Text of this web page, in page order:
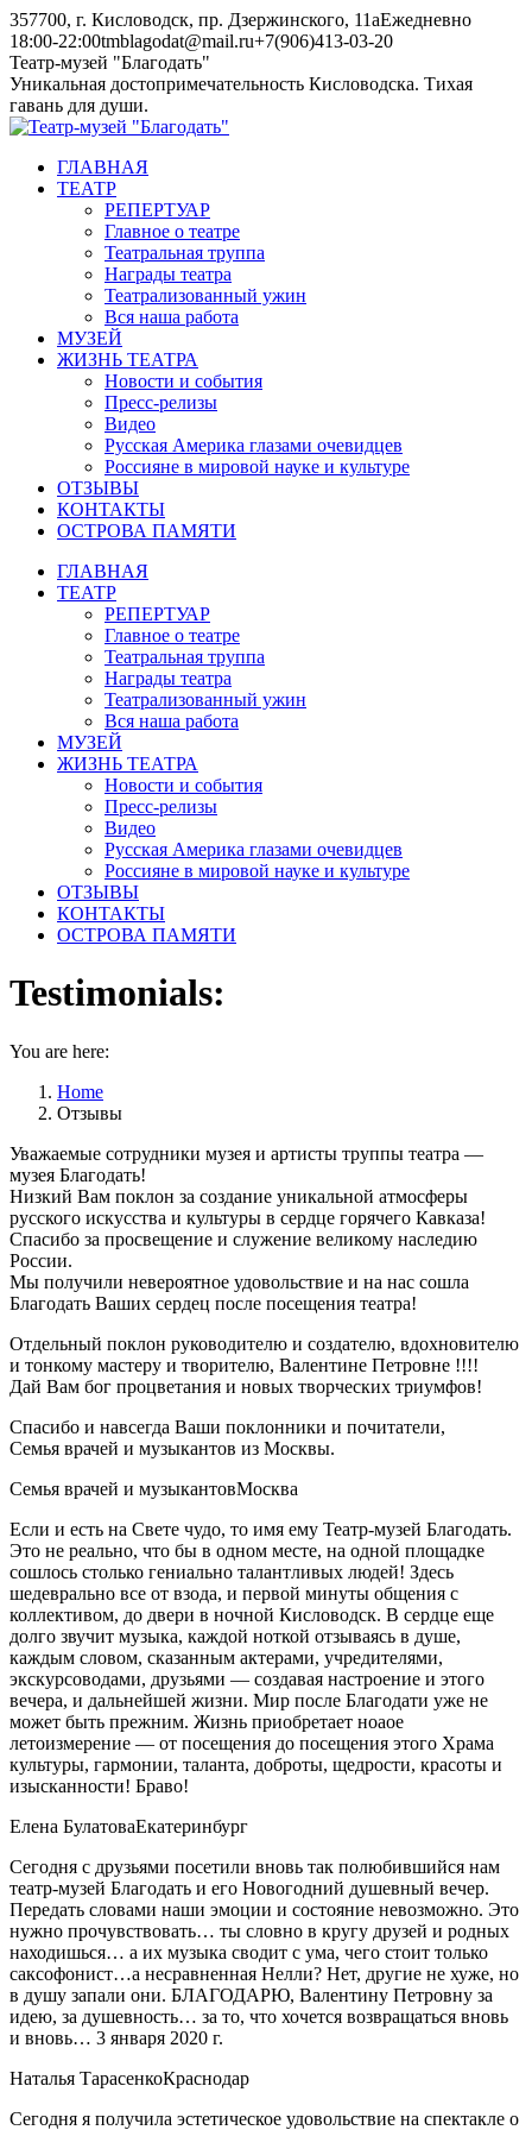
Skip
to
content
357700, г. Кисловодск, пр. Дзержинского, 11аЕжедневно
18:00-22:00tmblagodat@mail.ru+7(906)413-03-20
Instagram
page
opens
in
window
Telegram
page
opens
in
window
Театр-музей "Благодать"
Уникальная достопримечательность Кисловодска. Тихая
гавань для души.
ГЛАВНАЯ
ТЕАТР
РЕПЕРТУАР
Главное о театре
Театральная труппа
Награды театра
Театрализованный ужин
Вся наша работа
МУЗЕЙ
ЖИЗНЬ ТЕАТРА
Новости и события
Пресс-релизы
Видео
Русская Америка глазами очевидцев
Россияне в мировой науке и культуре
ОТЗЫВЫ
КОНТАКТЫ
ОСТРОВА ПАМЯТИ
ГЛАВНАЯ
ТЕАТР
РЕПЕРТУАР
Главное о театре
Театральная труппа
Награды театра
Театрализованный ужин
Вся наша работа
МУЗЕЙ
ЖИЗНЬ ТЕАТРА
Новости и события
Пресс-релизы
Видео
Русская Америка глазами очевидцев
Россияне в мировой науке и культуре
ОТЗЫВЫ
КОНТАКТЫ
ОСТРОВА ПАМЯТИ
Testimonials:
You are here:
Home
Отзывы
Уважаемые сотрудники музея и артисты труппы театра —
музея Благодать!
Низкий Вам поклон за создание уникальной атмосферы
русского искусства и культуры в сердце горячего Кавказа!
Спасибо за просвещение и служение великому наследию
России.
Мы получили невероятное удовольствие и на нас сошла
Благодать Ваших сердец после посещения театра!
Отдельный поклон руководителю и создателю, вдохновителю
и тонкому мастеру и творителю, Валентине Петровне !!!!
Дай Вам бог процветания и новых творческих триумфов!
Спасибо и навсегда Ваши поклонники и почитатели,
Семья врачей и музыкантов из Москвы.
Семья врачей и музыкантовМосква
Если и есть на Свете чудо, то имя ему Театр-музей Благодать.
Это не реально, что бы в одном месте, на одной площадке
сошлось столько гениально талантливых людей! Здесь
шедеврально все от взода, и первой минуты общения с
коллективом, до двери в ночной Кисловодск. В сердце еще
долго звучит музыка, каждой ноткой отзываясь в душе,
каждым словом, сказанным актерами, учредителями,
экскурсоводами, друзьями — создавая настроение и этого
вечера, и дальнейшей жизни. Мир после Благодати уже не
может быть прежним. Жизнь приобретает ноаое
летоизмерение — от посещения до посещения этого Храма
культуры, гармонии, таланта, доброты, щедрости, красоты и
изысканности! Браво!
Елена БулатоваЕкатеринбург
Сегодня с друзьями посетили вновь так полюбившийся нам
театр-музей Благодать и его Новогодний душевный вечер.
Передать словами наши эмоции и состояние невозможно. Это
нужно прочувствовать… ты словно в кругу друзей и родных
находишься… а их музыка сводит с ума, чего стоит только
саксофонист…а несравненная Нелли? Нет, другие не хуже, но
в душу запали они. БЛАГОДАРЮ, Валентину Петровну за
идею, за душевность… за то, что хочется возвращаться вновь
и вновь… 3 января 2020 г.
Наталья ТарасенкоКраснодар
Сегодня я получила эстетическое удовольствие на спектакле о